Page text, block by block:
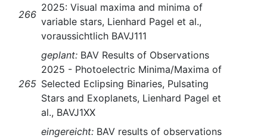
266
2025: Visual maxima and minima of
variable stars, Lienhard Pagel et al.,
voraussichtlich BAVJ111
265
geplant: BAV Results of Observations
2025 - Photoelectric Minima/Maxima of
Selected Eclipsing Binaries, Pulsating
Stars and Exoplanets, Lienhard Pagel et
al., BAVJ1XX
eingereicht: BAV results of observations